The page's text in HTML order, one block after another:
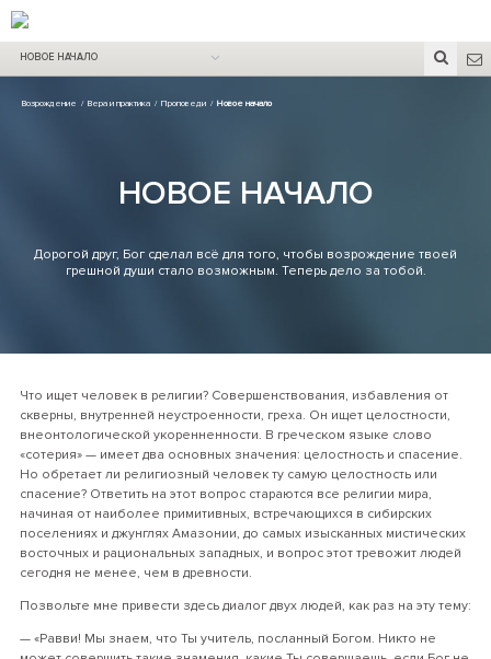
НОВОЕ НАЧАЛО
Возрождение / Вера и практика / Проповеди / Новое начало
НОВОЕ НАЧАЛО
Дорогой друг, Бог сделал всё для того, чтобы возрождение твоей
грешной души стало возможным. Теперь дело за тобой.
Что ищет человек в религии? Совершенствования, избавления от
скверны, внутренней неустроенности, греха. Он ищет целостности,
внеонтологической укоренненности. В греческом языке слово
«сотерия» — имеет два основных значения: целостность и спасение.
Но обретает ли религиозный человек ту самую целостность или
спасение? Ответить на этот вопрос стараются все религии мира,
начиная от наиболее примитивных, встречающихся в сибирских
поселениях и джунглях Амазонии, до самых изысканных мистических
восточных и рациональных западных, и вопрос этот тревожит людей
сегодня не менее, чем в древности.
Позвольте мне привести здесь диалог двух людей, как раз на эту тему:
— «Равви! Мы знаем, что Ты учитель, посланный Богом. Никто не